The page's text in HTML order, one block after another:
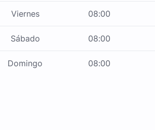
Viernes 08:00
Sábado 08:00
Domingo 08:00